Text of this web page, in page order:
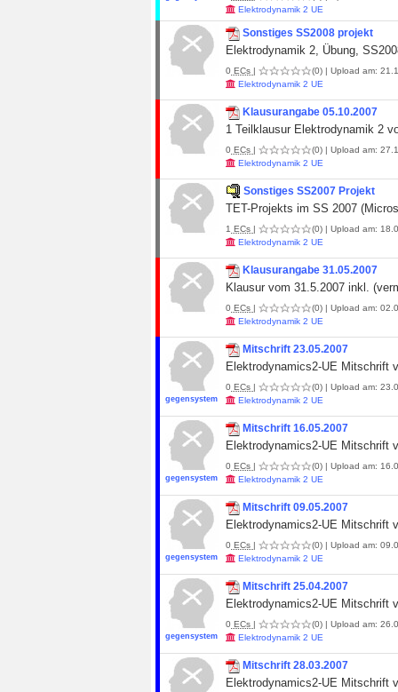
Elektrodynamik 2 UE
Sonstiges SS2008 projekt
Elektrodynamik 2, Übung,
0 ECs | (0) | Upload am:
Elektrodynamik 2 UE
Klausurangabe 05.10.2007
1 Teilklausur Elektrodynamik 2
0 ECs | (0) | Upload am:
Elektrodynamik 2 UE
Sonstiges SS2007 Projekt
TET-Projekts im SS 2007
1 ECs | (0) | Upload am:
Elektrodynamik 2 UE
Klausurangabe 31.05.2007
Klausur vom 31.5.2007 inkl.
0 ECs | (0) | Upload am:
Elektrodynamik 2 UE
gegensystem
Mitschrift 23.05.2007
Elektrodynamics2-UE Mitschrift
0 ECs | (0) | Upload am:
Elektrodynamik 2 UE
gegensystem
Mitschrift 16.05.2007
Elektrodynamics2-UE Mitschrift
0 ECs | (0) | Upload am:
Elektrodynamik 2 UE
gegensystem
Mitschrift 09.05.2007
Elektrodynamics2-UE Mitschrift
0 ECs | (0) | Upload am:
Elektrodynamik 2 UE
gegensystem
Mitschrift 25.04.2007
Elektrodynamics2-UE Mitschrift
0 ECs | (0) | Upload am:
Elektrodynamik 2 UE
Mitschrift 28.03.2007
Elektrodynamics2-UE Mitschrift